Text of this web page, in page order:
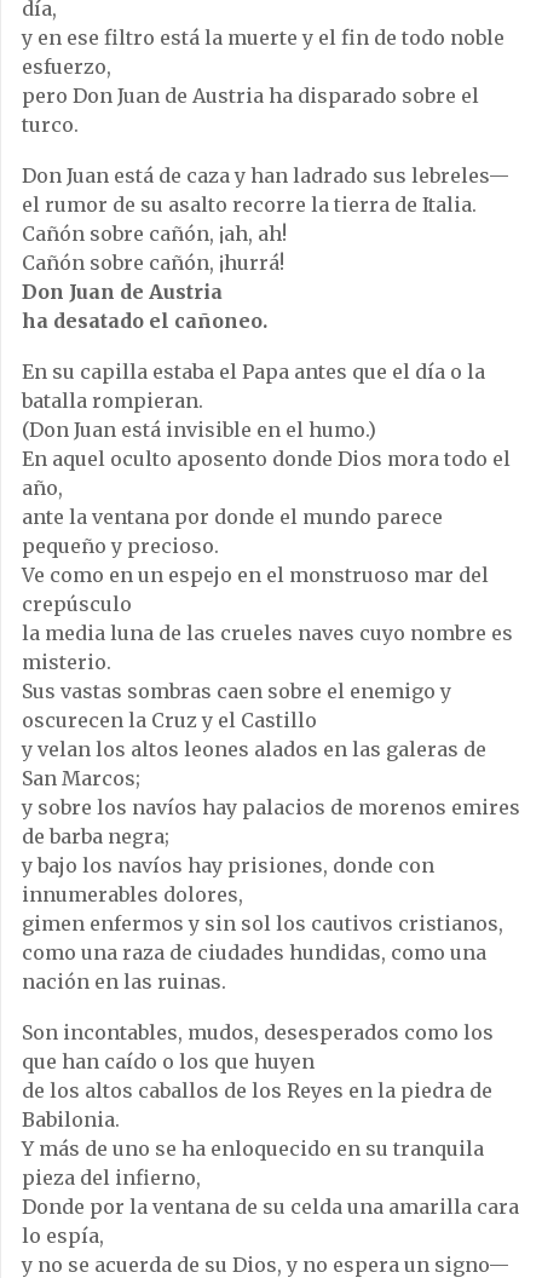
día,
y en ese filtro está la muerte y el fin de todo noble
esfuerzo,
pero Don Juan de Austria ha disparado sobre el
turco.
Don Juan está de caza y han ladrado sus lebreles—
el rumor de su asalto recorre la tierra de Italia.
Cañón sobre cañón, ¡ah, ah!
Cañón sobre cañón, ¡hurrá!
Don Juan de Austria
ha desatado el cañoneo.
En su capilla estaba el Papa antes que el día o la
batalla rompieran.
(Don Juan está invisible en el humo.)
En aquel oculto aposento donde Dios mora todo el
año,
ante la ventana por donde el mundo parece
pequeño y precioso.
Ve como en un espejo en el monstruoso mar del
crepúsculo
la media luna de las crueles naves cuyo nombre es
misterio.
Sus vastas sombras caen sobre el enemigo y
oscurecen la Cruz y el Castillo
y velan los altos leones alados en las galeras de
San Marcos;
y sobre los navíos hay palacios de morenos emires
de barba negra;
y bajo los navíos hay prisiones, donde con
innumerables dolores,
gimen enfermos y sin sol los cautivos cristianos,
como una raza de ciudades hundidas, como una
nación en las ruinas.
Son incontables, mudos, desesperados como los
que han caído o los que huyen
de los altos caballos de los Reyes en la piedra de
Babilonia.
Y más de uno se ha enloquecido en su tranquila
pieza del infierno,
Donde por la ventana de su celda una amarilla cara
lo espía,
y no se acuerda de su Dios, y no espera un signo—